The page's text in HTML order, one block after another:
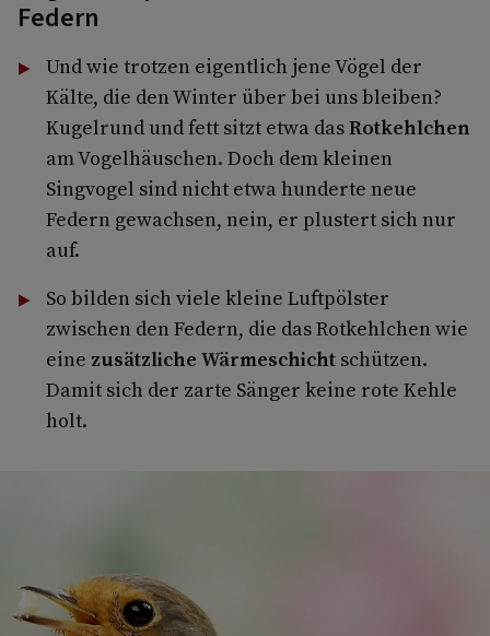
Federn
Und wie trotzen eigentlich jene Vögel der
Kälte, die den Winter über bei uns bleiben?
Kugelrund und fett sitzt etwa dasRotkehlchen
am Vogelhäuschen. Doch dem kleinen
Singvogel sind nicht etwa hunderte neue
Federn gewachsen, nein, er plustert sich nur
auf.
So bilden sich viele kleine Luftpölster
zwischen den Federn, die das Rotkehlchen wie
eine zusätzliche Wärmeschicht schützen.
Damit sich der zarte Sänger keine rote Kehle
holt.